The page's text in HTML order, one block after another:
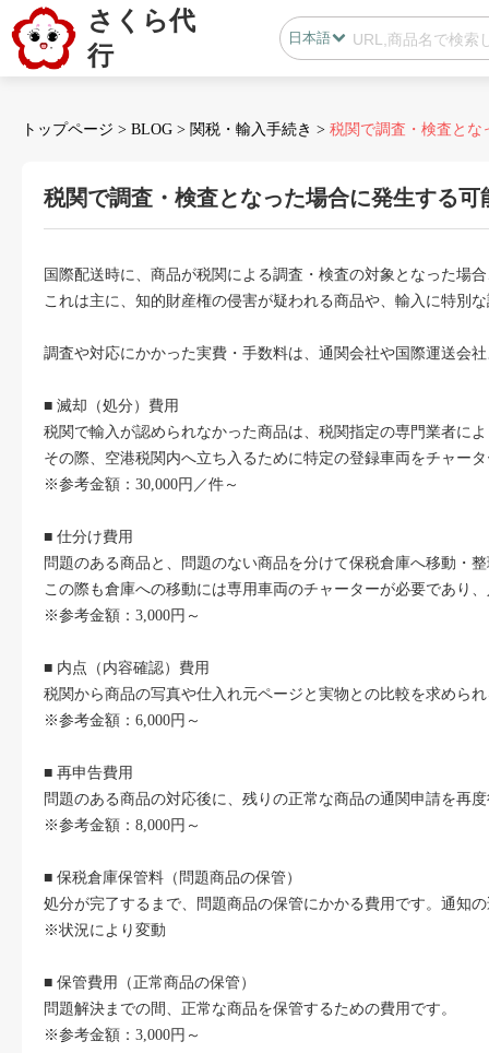
さくら代
行
日本語
中国語
会員センター
B2B代行
無在庫代行(D2C)
BLOG
カスタマサポート
トップページ > BLOG > 関税・輸入手続き > 税関で調査・検査とな
税関で調査・検査となった場合に発生する
国際配送時に、商品が税関による調査・検査の対象となった場
これは主に、知的財産権の侵害が疑われる商品や、輸入に特別
調査や対応にかかった実費・手数料は、通関会社や国際運送会
■ 滅却（処分）費用
税関で輸入が認められなかった商品は、税関指定の専門業者に
その際、空港税関内へ立ち入るために特定の登録車両をチャー
※参考金額：30,000円／件～
■ 仕分け費用
問題のある商品と、問題のない商品を分けて保税倉庫へ移動・
この際も倉庫への移動には専用車両のチャーターが必要であり
※参考金額：3,000円～
■ 内点（内容確認）費用
税関から商品の写真や仕入れ元ページと実物との比較を求めら
※参考金額：6,000円～
■ 再申告費用
問題のある商品の対応後に、残りの正常な商品の通関申請を再
※参考金額：8,000円～
■ 保税倉庫保管料（問題商品の保管）
処分が完了するまで、問題商品の保管にかかる費用です。通知
※状況により変動
■ 保管費用（正常商品の保管）
問題解決までの間、正常な商品を保管するための費用です。
※参考金額：3,000円～